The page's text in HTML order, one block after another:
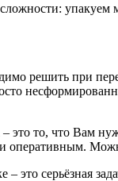
упакуем
решить при
– это то, что Вам
оперативным.
это серьёзная